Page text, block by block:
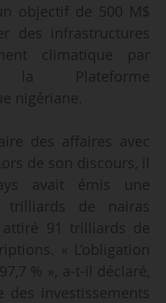
objectif de 500 M$
des infrastructures
climatique par
la Plateforme
nigériane.
des affaires avec
de son discours, il
avait émis une
trilliards de nairas
91 trilliards de
« L’obligation
% », a-t-il déclaré,
des investissements